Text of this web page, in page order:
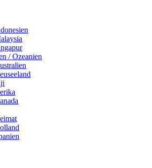
/ Ozeanien